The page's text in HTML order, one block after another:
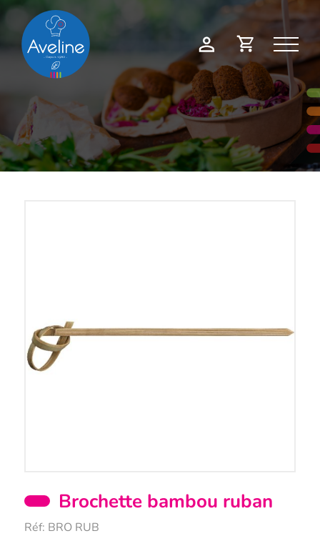
Mon Demande
devis
Brochette bambou ruban
Réf: BRO RUB
Panneau de gestion des cookies